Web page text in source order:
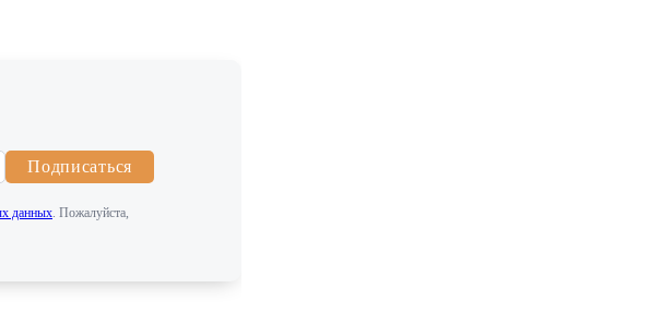
Подписаться
данных. Пожалуйста,